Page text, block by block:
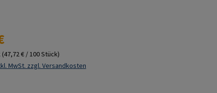
(47,72 € / 100 Stück)
MwSt. zzgl. Versandkosten